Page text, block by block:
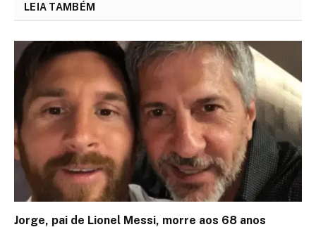
LEIA TAMBÉM
Jorge, pai de Lionel Messi, morre aos 68 anos